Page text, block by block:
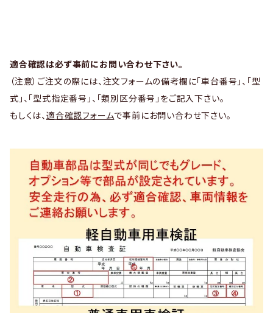
適合確認は必ず事前にお問い合わせ下さい。
（注意）ご注文の際には、注文フォームの備考欄に「車台番号」、「型
式」、「型式指定番号」、「類別区分番号」をご記入下さい。
もしくは、 適合確認フォームで事前にお問い合わせ下さい。